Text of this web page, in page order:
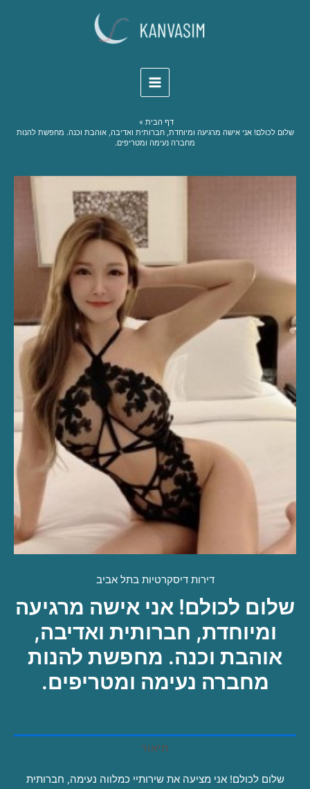
דף הבית
שלום לכולם! אני אישה מרגיעה ומיוחדת, חברותית ואדיבה, אוהבת וכנה. מחפשת להנות
מחברה נעימה ומטריפים.
דירות דיסקרטיות בתל אביב
שלום לכולם! אני אישה מרגיעה
ומיוחדת, חברותית ואדיבה,
אוהבת וכנה. מחפשת להנות
מחברה נעימה ומטריפים.
תיאור
שלום לכולם! אני מציעה את שירותיי כמלווה נעימה, חברותית